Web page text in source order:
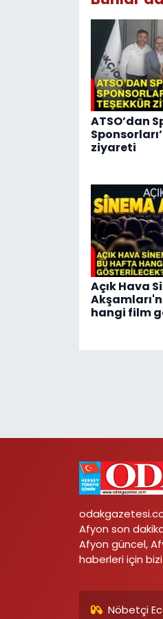
ATSO’dan
ziyareti
Açık Hava
hangi film
Afyon son
Afyon güncel,
haberleri için
Nöbetçi